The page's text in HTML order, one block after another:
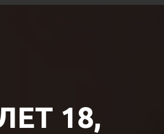
18,